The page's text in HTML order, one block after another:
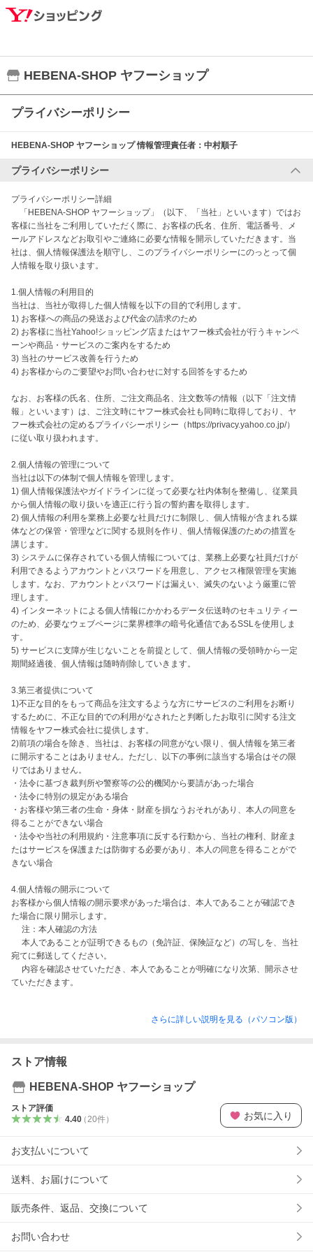
HEBENA-SHOP ヤフーショップ
プライバシーポリシー
HEBENA-SHOP ヤフーショップ情報管理責任者： 中村順子
プライバシーポリシー
プライバシーポリシー詳細
「HEBENA-SHOP ヤフーショップ」（以下、「当社」といいます）ではお
客様に当社をご利用していただく際に、お客様の氏名、住所、電話番号、メ
ールアドレスなどお取引やご連絡に必要な情報を開示していただきます。当
社は、個人情報保護法を順守し、このプライバシーポリシーにのっとって個
人情報を取り扱います。
1.個人情報の利用目的
当社は、当社が取得した個人情報を以下の目的で利用します。
1) お客様への商品の発送および代金の請求のため
2) お客様に当社Yahoo!ショッピング店またはヤフー株式会社が行うキャンペ
ーンや商品・サービスのご案内をするため
3) 当社のサービス改善を行うため
4) お客様からのご要望やお問い合わせに対する回答をするため
なお、お客様の氏名、住所、ご注文商品名、注文数等の情報（以下「注文情
報」といいます）は、ご注文時にヤフー株式会社も同時に取得しており、ヤ
フー株式会社の定めるプライバシーポリシー（https://privacy.yahoo.co.jp/）
に従い取り扱われます。
2.個人情報の管理について
当社は以下の体制で個人情報を管理します。
1) 個人情報保護法やガイドラインに従って必要な社内体制を整備し、従業員
から個人情報の取り扱いを適正に行う旨の誓約書を取得します。
2) 個人情報の利用を業務上必要な社員だけに制限し、個人情報が含まれる媒
体などの保管・管理などに関する規則を作り、個人情報保護のための措置を
講じます。
3) システムに保存されている個人情報については、業務上必要な社員だけが
利用できるようアカウントとパスワードを用意し、アクセス権限管理を実施
します。なお、アカウントとパスワードは漏えい、滅失のないよう厳重に管
理します。
4) インターネットによる個人情報にかかわるデータ伝送時のセキュリティー
のため、必要なウェブページに業界標準の暗号化通信であるSSLを使用しま
す。
5) サービスに支障が生じないことを前提として、個人情報の受領時から一定
期間経過後、個人情報は随時削除していきます。
3.第三者提供について
1)不正な目的をもって商品を注文するような方にサービスのご利用をお断り
するために、不正な目的での利用がなされたと判断したお取引に関する注文
情報をヤフー株式会社に提供します。
2)前項の場合を除き、当社は、お客様の同意がない限り、個人情報を第三者
に開示することはありません。ただし、以下の事例に該当する場合はその限
りではありません。
・法令に基づき裁判所や警察等の公的機関から要請があった場合
・法令に特別の規定がある場合
・お客様や第三者の生命・身体・財産を損なうおそれがあり、本人の同意を
得ることができない場合
・法令や当社の利用規約・注意事項に反する行動から、当社の権利、財産ま
たはサービスを保護または防御する必要があり、本人の同意を得ることがで
きない場合
4.個人情報の開示について
お客様から個人情報の開示要求があった場合は、本人であることが確認でき
た場合に限り開示します。
注：本人確認の方法
本人であることが証明できるもの（免許証、保険証など）の写しを、当社
宛てに郵送してください。
内容を確認させていただき、本人であることが明確になり次第、開示させ
さらに詳しい説明を見る（パソコン版）
ストア情報
HEBENA-SHOP ヤフーショップ
ストア評価
4.40（ 20件） お気に入り
お支払いについて
送料、お届けについて
販売条件、返品、交換について
お問い合わせ